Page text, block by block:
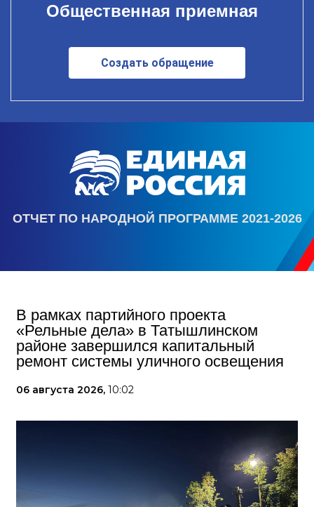
Общественная приемная
Создать обращение
ОТЧЕТ ПО НАРОДНОЙ ПРОГРАММЕ 2021-2026
В рамках партийного проекта
«Рельные дела» в Татышлинском
районе завершился капитальный
ремонт системы уличного освещения
06 августа 2026, 10:02